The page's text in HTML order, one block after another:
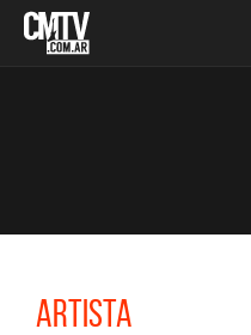
Artista